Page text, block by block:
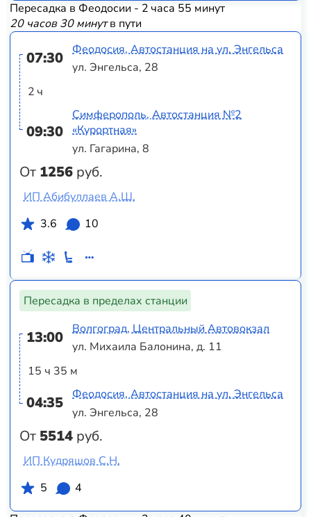
Пересадка в Феодосии - 2 часа 55 минут
20 часов 30 минутв пути
07:30
2 ч
09:30
От 1256 руб.
Феодосия, Автостанция на ул. Энгельса
ул. Энгельса, 28
Симферополь, Автостанция №2
«Курортная»
ул. Гагарина, 8
ИП Абибуллаев А.Ш.
3.6
10
Пересадка в пределах станции
13:00
15 ч 35 м
04:35
От 5514 руб.
Волгоград, Центральный Автовокзал
ул. Михаила Балонина, д. 11
Феодосия, Автостанция на ул. Энгельса
ул. Энгельса, 28
ИП Кудряшов С.Н.
5
4